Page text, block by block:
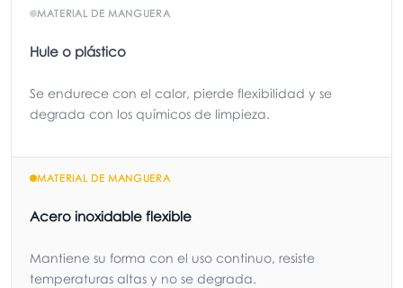
MATERIAL DE MANGUERA
Hule o plástico
Se endurece con el calor, pierde flexibilidad y se
degrada con los químicos de limpieza.
MATERIAL DE MANGUERA
Acero inoxidable flexible
Mantiene su forma con el uso continuo, resiste
temperaturas altas y no se degrada.